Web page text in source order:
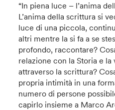
“In piena luce – l’anima
L’anima della scrittura si
luce di una piccola,
altri mentre la si fa a se
profondo, raccontare?
relazione con la Storia e
attraverso la scrittura?
propria intimità in una
numero di persone
capirlo insieme a Marco